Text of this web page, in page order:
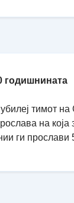
годишнината
тимот
на која
ги прослави